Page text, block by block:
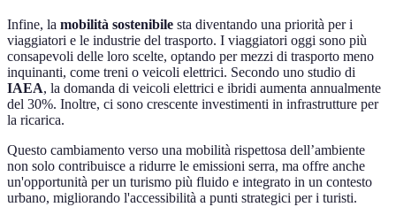
Infine, la mobilità sostenibile sta diventando una priorità per i
viaggiatori e le industrie del trasporto. I viaggiatori oggi sono più
consapevoli delle loro scelte, optando per mezzi di trasporto meno
inquinanti, come treni o veicoli elettrici. Secondo uno studio di
IAEA, la domanda di veicoli elettrici e ibridi aumenta annualmente
del 30%. Inoltre, ci sono crescente investimenti in infrastrutture per
la ricarica.
Questo cambiamento verso una mobilità rispettosa dell’ambiente
non solo contribuisce a ridurre le emissioni serra, ma offre anche
un'opportunità per un turismo più fluido e integrato in un contesto
urbano, migliorando l'accessibilità a punti strategici per i turisti.